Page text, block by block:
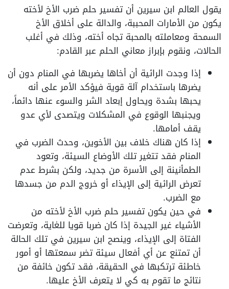
يقول العالم ابن سيرين أن تفسير حلم ضرب الأخ لأخته
يكون من الأمارات المحببة، والدالة على أخلاق الأخ
السمحة ومعاملته بالمحبة تجاه أخته، وذلك في أغلب
الحالات، ونقوم بإبراز معاني الحلم عبر القادم:
إذا وجدت الرائية أن أخاها يضربها في المنام دون أن
يضرها باستخدام آلة قوية فيؤكد الأمر على أنه
يحبها بشدة ويحاول إبعاد الشر والسوء عنها دائماً،
ويجنبها الوقوع في المشكلات ويتصدى لأي عدو
يقف أمامها.
إذا كان هناك خلاف بين الأخوين، وحدث الضرب في
المنام فقد تتغير تلك الأوضاع السيئة، وتعود
الطمأنينة إلى الأسرة من جديد، ولكن بشرط عدم
تعرض الرائية إلى الإيذاء أو خروج الدم من جسدها
مع الضرب.
في حين يكون تفسير حلم ضرب الأخ لأخته من
الأشياء غير الجيدة إذا كان ضربا قويا للغاية، وتعرضت
الفتاة إلى الإيذاء، وينصح ابن سيرين في تلك الحالة
أن تمتنع عن أي أفعال سيئة تضر سمعتها أو أمور
خاطئة ترتكبها في الحقيقة، فقد تكون خائفة من
نتائج ما تقوم به كي لا يتعرف الأخ عليها.